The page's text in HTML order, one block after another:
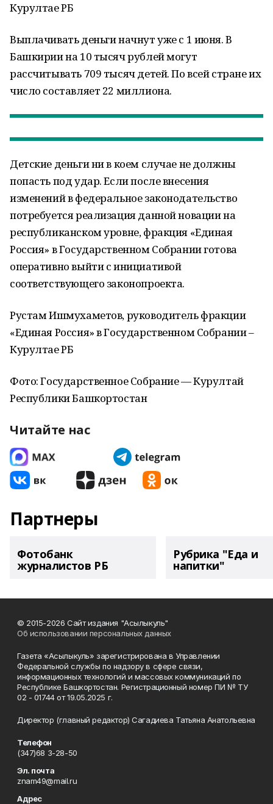
Курултае РБ
Выплачивать деньги начнут уже с 1 июня. В
Башкирии на 10 тысяч рублей могут
рассчитывать 709 тысяч детей. По всей стране их
число составляет 22 миллиона.
Детские деньги ни в коем случае не должны
попасть под удар. Если после внесения
изменений в федеральное законодательство
потребуется реализация данной новации на
республиканском уровне, фракция «Единая
Россия» в Государственном Собрании готова
оперативно выйти с инициативой
соответствующего законопроекта.
Рустам Ишмухаметов, руководитель фракции
«Единая Россия» в Государственном Собрании –
Курултае РБ
Фото: Государственное Собрание — Курултай
Республики Башкортостан
Читайте нас
Партнеры
Фотобанк
журналистов РБ
Рубрика "Еда и
напитки"
© 2015-2026 Сайт издания "Асылыкуль"
Об использовании персональных данных
Газета «Асылыкуль» зарегистрирована в Управлении
Федеральной службы по надзору в сфере связи,
информационных технологий и массовых коммуникаций по
Республике Башкортостан. Регистрационный номер ПИ № ТУ
02 - 01744 от 19.05.2025 г.
Директор (главный редактор) Сагадиева Татьяна Анатольевна
Телефон
(347)68 3-28-50
Эл. почта
znam49@mail.ru
Адрес